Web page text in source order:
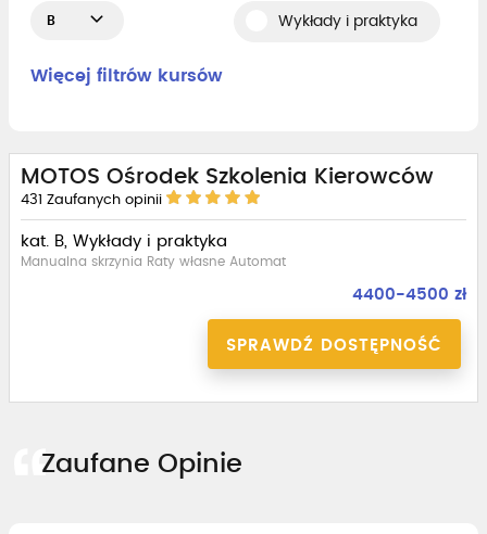
B Wykłady i praktyka
Więcej filtrów kursów
MOTOS Ośrodek Szkolenia Kierowców
431 Zaufanych opinii
kat. B, Wykłady i praktyka
Manualna skrzynia Raty własne Automat
4400-4500 zł
SPRAWDŹ DOSTĘPNOŚĆ
Zaufane Opinie